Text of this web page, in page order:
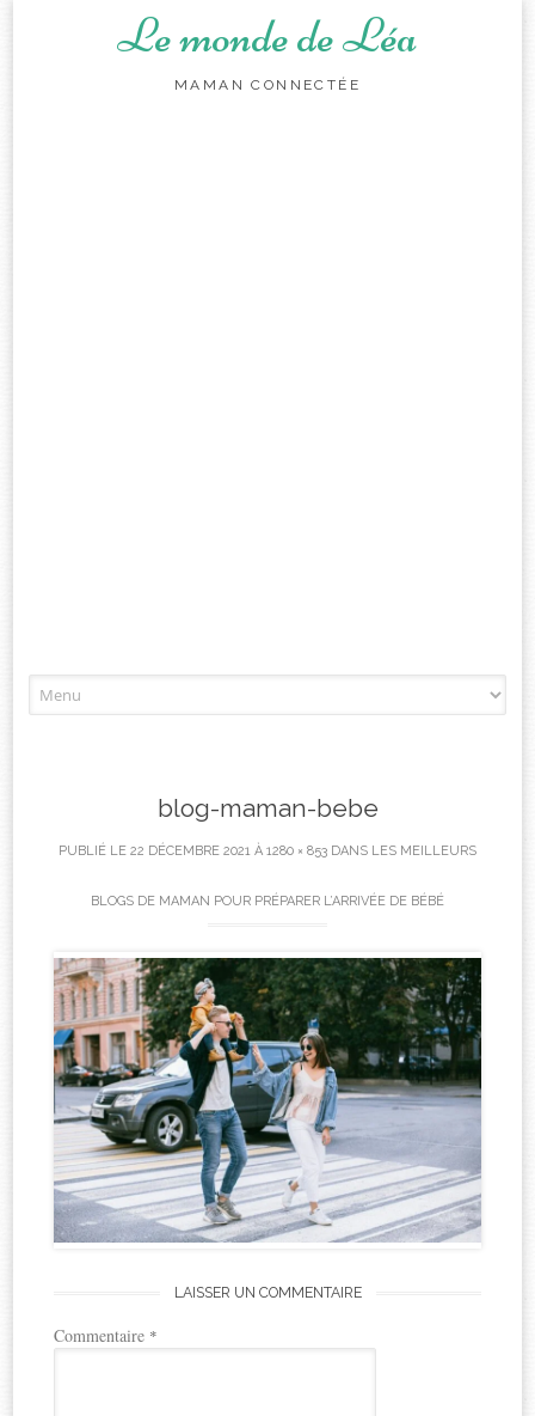
Le monde de Léa
MAMAN CONNECTÉE
à
blog-maman-bebe
PUBLIÉ LE 22 DÉCEMBRE 2021 À 1280 × 853 DANS LES MEILLEURS
BLOGS DE MAMAN POUR PRÉPARER L’ARRIVÉE DE BÉBÉ
LAISSER UN COMMENTAIRE
Commentaire *